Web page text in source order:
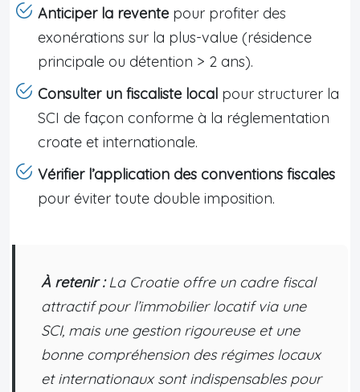
Anticiper la revente pour profiter des
exonérations sur la plus-value (résidence
principale ou détention > 2 ans).
Consulter un fiscaliste local pour structurer la
SCI de façon conforme à la réglementation
croate et internationale.
Vérifier l’application des conventions fiscales
pour éviter toute double imposition.
À retenir :La Croatie offre un cadre fiscal
attractif pour l’immobilier locatif via une
SCI, mais une gestion rigoureuse et une
bonne compréhension des régimes locaux
et internationaux sont indispensables pour